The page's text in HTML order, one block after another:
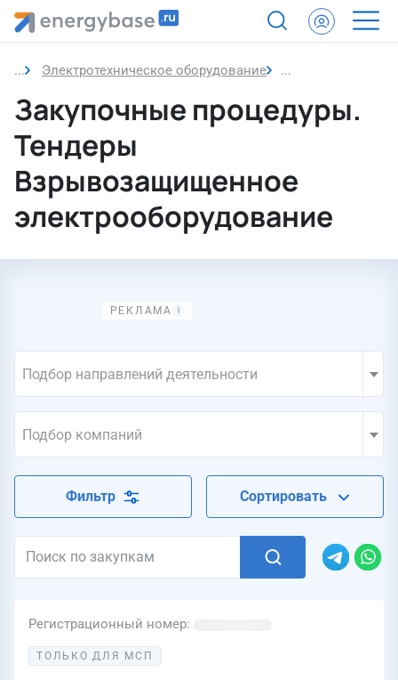
Электротехническое оборудование
Закупочные процедуры.
Тендеры
Взрывозащищенное
электрооборудование
Подбор направлений деятельности
Подбор компаний
Фильтр Сортировать
Регистрационный номер
ТОЛЬКО ДЛЯ МСП